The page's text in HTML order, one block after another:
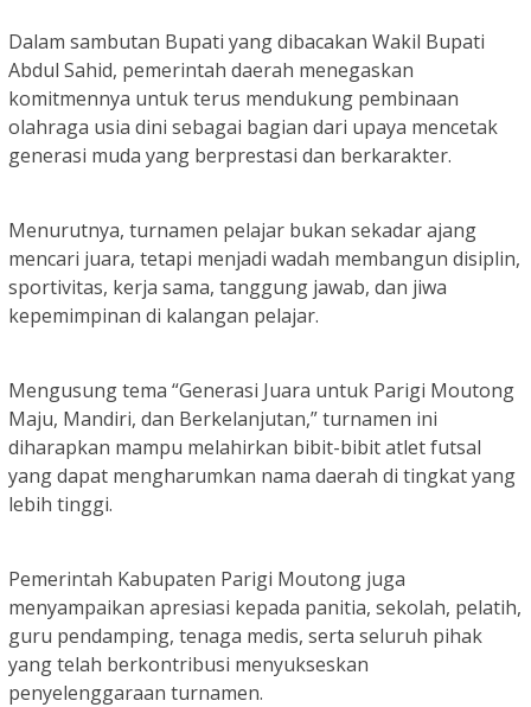
Dalam sambutan Bupati yang dibacakan Wakil Bupati
Abdul Sahid, pemerintah daerah menegaskan
komitmennya untuk terus mendukung pembinaan
olahraga usia dini sebagai bagian dari upaya mencetak
generasi muda yang berprestasi dan berkarakter.
Menurutnya, turnamen pelajar bukan sekadar ajang
mencari juara, tetapi menjadi wadah membangun disiplin,
sportivitas, kerja sama, tanggung jawab, dan jiwa
kepemimpinan di kalangan pelajar.
Mengusung tema “Generasi Juara untuk Parigi Moutong
Maju, Mandiri, dan Berkelanjutan,” turnamen ini
diharapkan mampu melahirkan bibit-bibit atlet futsal
yang dapat mengharumkan nama daerah di tingkat yang
lebih tinggi.
Pemerintah Kabupaten Parigi Moutong juga
menyampaikan apresiasi kepada panitia, sekolah, pelatih,
guru pendamping, tenaga medis, serta seluruh pihak
yang telah berkontribusi menyukseskan
penyelenggaraan turnamen.